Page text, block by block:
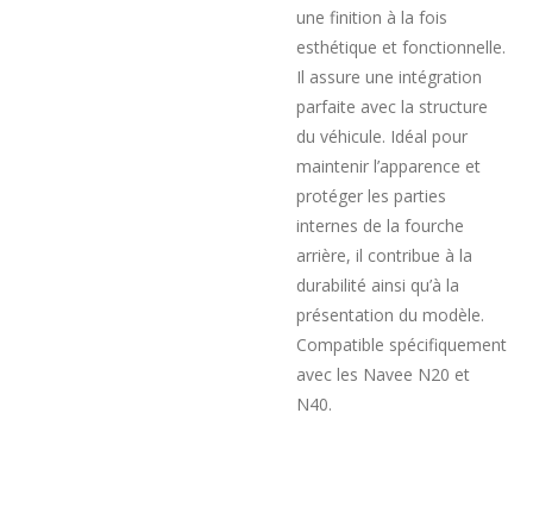
une finition à la fois
esthétique et fonctionnelle.
Il assure une intégration
parfaite avec la structure
du véhicule. Idéal pour
maintenir l’apparence et
protéger les parties
internes de la fourche
arrière, il contribue à la
durabilité ainsi qu’à la
présentation du modèle.
Compatible spécifiquement
avec les Navee N20 et
N40.